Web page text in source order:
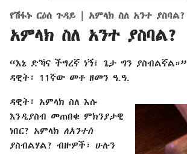
የሽፋኑ ርዕሰ ጉዳይ | አምላክ ስለ አንተ ያስባል?
አምላክ ስለ አንተ ያስባል?
“እኔ ድኻና ችግረኛ ነኝ፤ ጌታ ግን ያስብልኛል።”
ዳዊት፣ 11ኛው መቶ ዘመን ዓ.ዓ.
ዳዊት፣ አምላክ ስለ እሱ
እንዲያስብ መጠበቁ ምክንያታዊ
ነበር? አምላክ ለአንተስ
ያስብልሃል? ብዙዎች፣ ሁሉን